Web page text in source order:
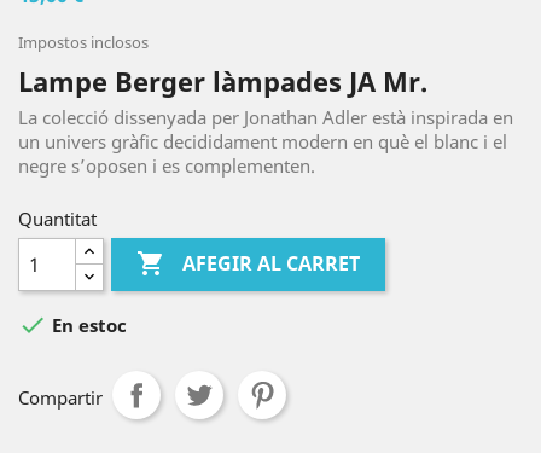
Impostos inclosos
Lampe Berger làmpades JA Mr.
La colecció dissenyada per Jonathan Adler està inspirada en
un univers gràfic decididament modern en què el blanc i el
negre s’oposen i es complementen.
Quantitat
 AFEGIR AL CARRET
 En estoc
Compartir